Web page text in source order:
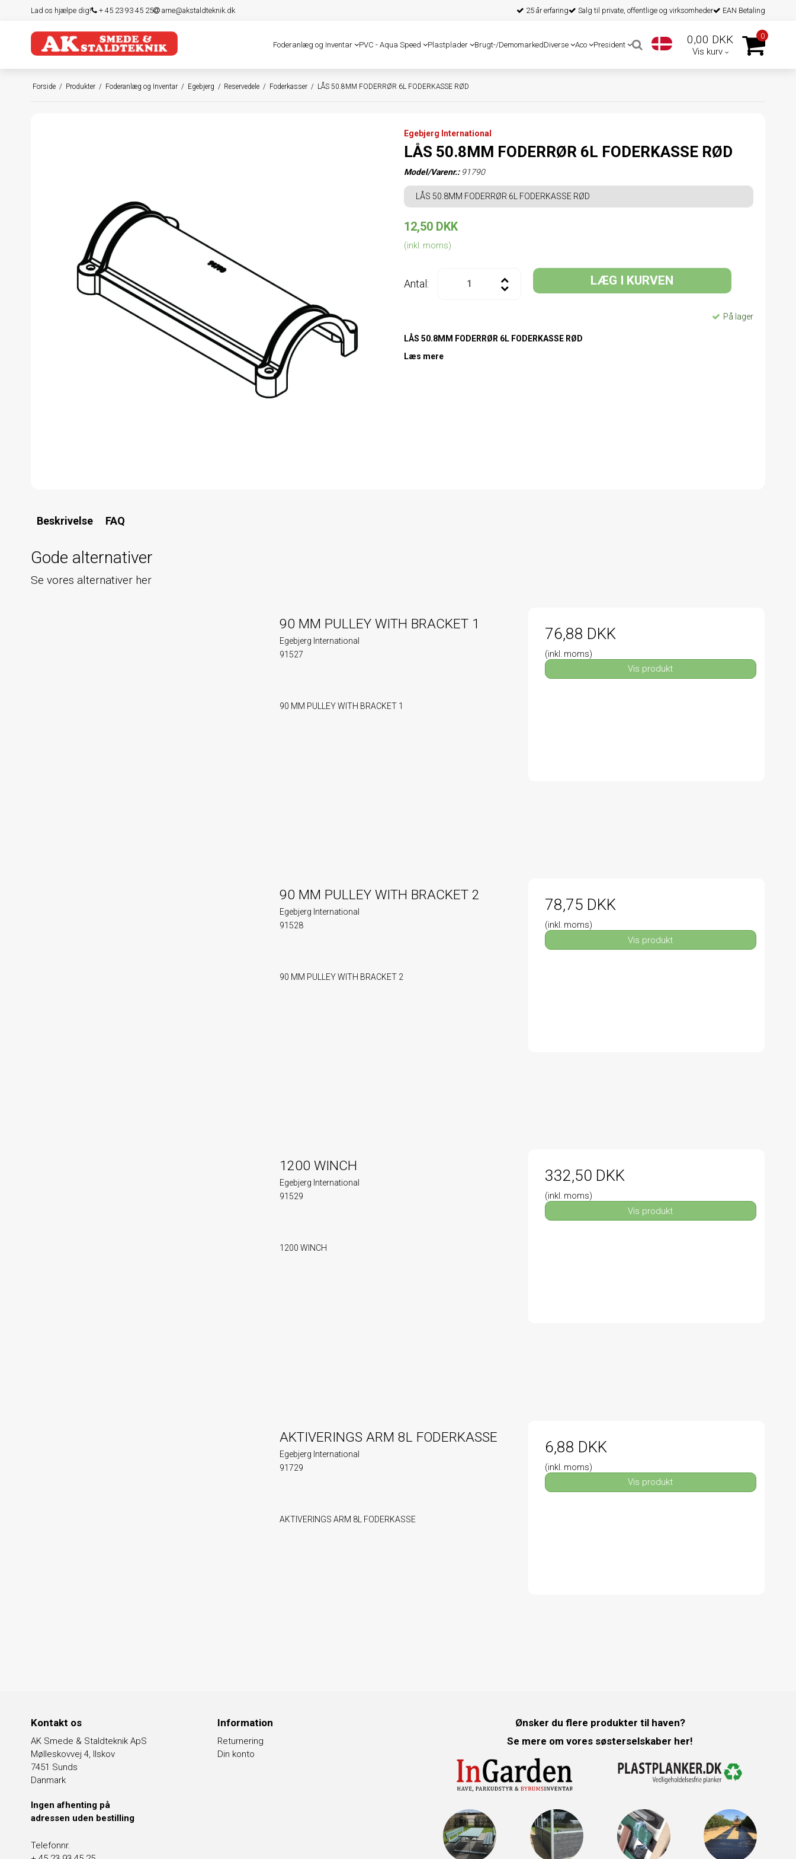
Lad os hjælpe dig! + 45 23 93 45 25 arne@akstaldteknik.dk 25 år erfaring Salg til private, offentlige og virksomheder EAN Betaling
Foderanlæg og Inventar PVC - Aqua Speed Plastplader Brugt-/DemomarkedDiverse Aco President 0,00 DKK
Vis kurv
0
Forside / Produkter / Foderanlæg og Inventar / Egebjerg / Reservedele / Foderkasser / LÅS 50.8MM FODERRØR 6L FODERKASSE RØD
Egebjerg International
LÅS 50.8MM FODERRØR 6L FODERKASSE RØD
Model/Varenr.: 91790
LÅS 50.8MM FODERRØR 6L FODERKASSE RØD
12,50 DKK
(inkl. moms)
Antal: LÆG I KURVEN
På lager
LÅS 50.8MM FODERRØR 6L FODERKASSE RØD
Læs mere
Beskrivelse FAQ
Gode alternativer
Se vores alternativer her
90 MM PULLEY WITH BRACKET 1
Egebjerg International
91527
90 MM PULLEY WITH BRACKET 1
76,88 DKK
(inkl. moms)
Vis produkt
90 MM PULLEY WITH BRACKET 2
Egebjerg International
91528
90 MM PULLEY WITH BRACKET 2
78,75 DKK
(inkl. moms)
Vis produkt
1200 WINCH
Egebjerg International
91529
1200 WINCH
332,50 DKK
(inkl. moms)
Vis produkt
AKTIVERINGS ARM 8L FODERKASSE
Egebjerg International
91729
AKTIVERINGS ARM 8L FODERKASSE
6,88 DKK
(inkl. moms)
Vis produkt
Kontakt os
AK Smede & Staldteknik ApS
Mølleskovvej 4, Ilskov
7451 Sunds
Danmark
Ingen afhenting på
adressen uden bestilling
Telefonnr.
Information
Returnering
Din konto
Ønsker du flere produkter til haven?
Se mere om vores søsterselskaber her!